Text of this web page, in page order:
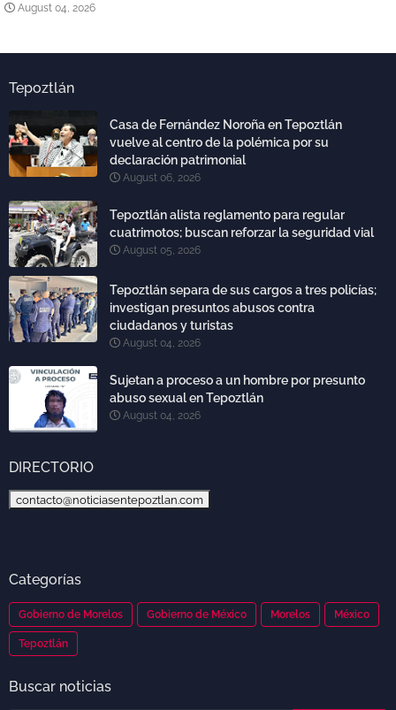
August 04, 2026
Tepoztlán
Casa de Fernández Noroña en Tepoztlán
vuelve al centro de la polémica por su
declaración patrimonial
August 06, 2026
Tepoztlán alista reglamento para regular
cuatrimotos; buscan reforzar la seguridad vial
August 05, 2026
Tepoztlán separa de sus cargos a tres policías;
investigan presuntos abusos contra
ciudadanos y turistas
August 04, 2026
Sujetan a proceso a un hombre por presunto
abuso sexual en Tepoztlán
August 04, 2026
DIRECTORIO
contacto@noticiasentepoztlan.com
Categorías
Gobierno de Morelos Gobierno de México Morelos México
Tepoztlán
Buscar noticias